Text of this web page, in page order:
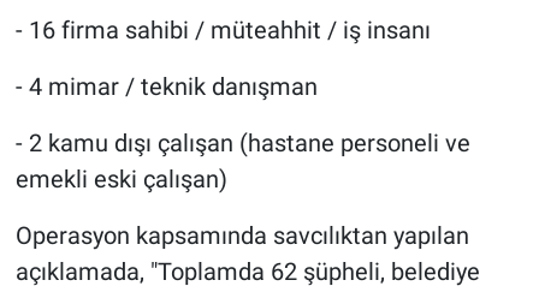
- 16 firma sahibi / müteahhit / iş insanı
- 4 mimar / teknik danışman
- 2 kamu dışı çalışan (hastane personeli ve
emekli eski çalışan)
Operasyon kapsamında savcılıktan yapılan
açıklamada, "Toplamda 62 şüpheli, belediye